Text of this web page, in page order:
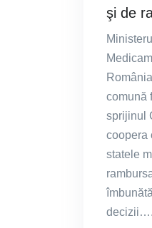
şi de
comună
sprijinul
coopera
statele
decizii….